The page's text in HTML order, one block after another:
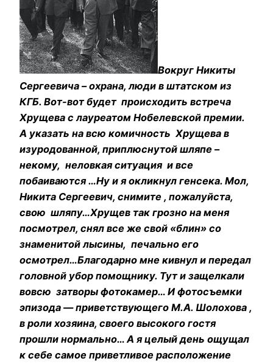
Вокруг Никиты
Сергеевича – охрана, люди в штатском из
КГБ. Вот-вот будет происходить встреча
Хрущева с лауреатом Нобелевской премии.
А указать на всю комичность Хрущева в
изуродованной, приплюснутой шляпе –
некому, неловкая ситуация и все
побаиваются …Ну и я окликнул генсека. Мол,
Никита Сергеевич, снимите , пожалуйста,
свою шляпу…Хрущев так грозно на меня
посмотрел, снял все же свой «блин» со
знаменитой лысины, печально его
осмотрел…Благодарно мне кивнул и передал
головной убор помощнику. Тут и защелкали
вовсю затворы фотокамер… И фотосъемки
эпизода — приветствующего М.А. Шолохова ,
в роли хозяина, своего высокого гостя
прошли нормально… А я целый день ощущал
к себе самое приветливое расположение